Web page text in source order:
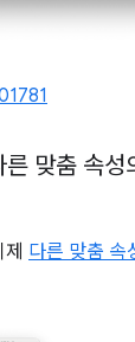
맞춤 속성
다른 맞춤 속